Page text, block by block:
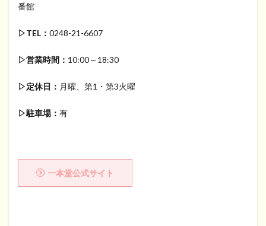
番館
▷TEL： 0248-21-6607
▷営業時間： 10:00～18:30
▷定休日： 月曜、第1・第3火曜
▷駐車場： 有
一本堂公式サイト